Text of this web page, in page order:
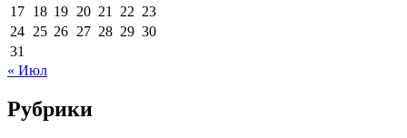
17 18 19 20 21 22 23
24 25 26 27 28 29 30
31
« Июл
Рубрики